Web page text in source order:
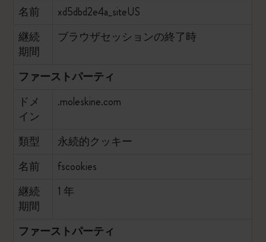
名前
xd5dbd2e4a_siteUS
継続
期間
ブラウザセッションの終了時
ファーストパーティ
ドメ
イン
.moleskine.com
類型
永続的クッキー
名前
fscookies
継続
期間
1 年
ファーストパーティ